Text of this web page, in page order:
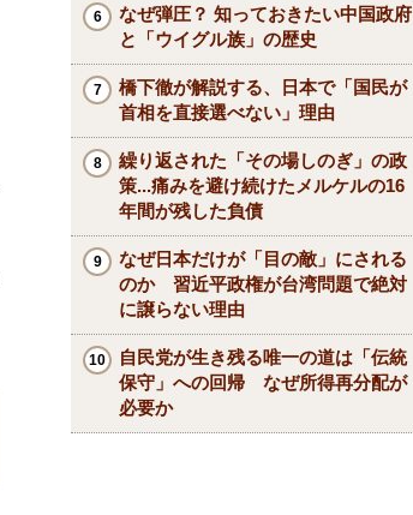
なぜ弾圧？ 知っておきたい中国政府
と「ウイグル族」の歴史
橋下徹が解説する、日本で「国民が
首相を直接選べない」理由
繰り返された「その場しのぎ」の政
策...痛みを避け続けたメルケルの16
年間が残した負債
なぜ日本だけが「目の敵」にされる
のか 習近平政権が台湾問題で絶対
に譲らない理由
自民党が生き残る唯一の道は「伝統
保守」への回帰 なぜ所得再分配が
必要か